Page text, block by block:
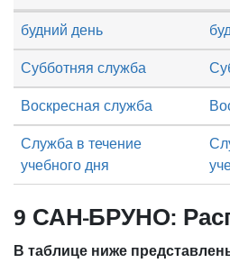
Субботняя служба
Воскресная служба
будний день
Служба в течение
учебного дня
9 САН-БРУНО:
В таблице ниже